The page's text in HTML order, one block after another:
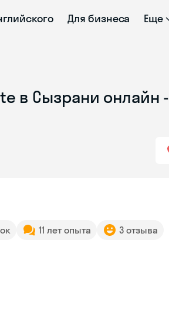
Для бизнеса Еще
в Сызрани онлайн -
11 лет опыта 3 отзыва